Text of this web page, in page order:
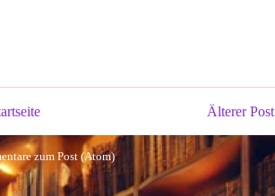
Älterer Post
zum Post (Atom)